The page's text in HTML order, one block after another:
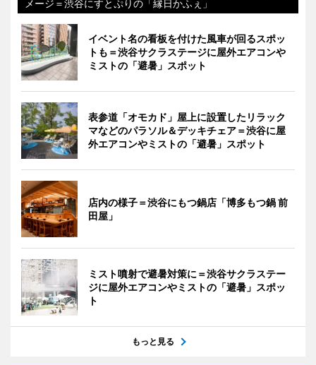
メージ＝渋谷にすとぷりの「縁日かふぇ」
イベント名の看板を付けた風車が回るスポッ
トも＝渋谷サクラステージに屋外エアコンや
ミストの「避暑」スポット
表参道「オモカド」屋上に設置したリラック
マなどのパラソル＆デッキチェア＝渋谷に屋
外エアコンやミストの「避暑」スポット
店内の様子＝渋谷にもつ鍋店「博多もつ鍋 前
田屋」
ミスト噴射で避暑対策に＝渋谷サクラステー
ジに屋外エアコンやミストの「避暑」スポッ
ト
もっと見る